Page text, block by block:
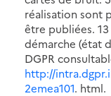
réalisation sont
être publiées.
démarche (état
DGPR
http://
2emea101. html.